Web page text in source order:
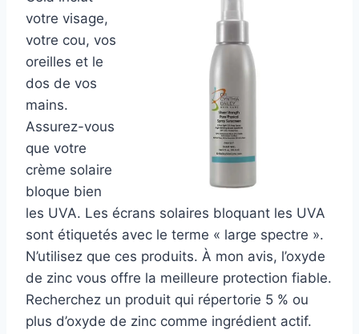
votre visage,
votre cou, vos
oreilles et le
dos de vos
mains.
Assurez-vous
que votre
crème solaire
bloque bien
les UVA. Les écrans solaires bloquant les UVA
sont étiquetés avec le terme « large spectre ».
N’utilisez que ces produits. À mon avis, l’oxyde
de zinc vous offre la meilleure protection fiable.
Recherchez un produit qui répertorie 5 % ou
plus d’oxyde de zinc comme ingrédient actif.